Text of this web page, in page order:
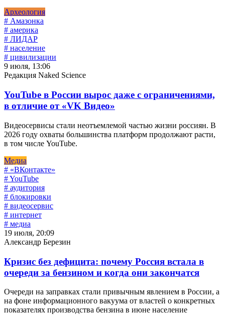
Археология
# Амазонка
# америка
# ЛИДАР
# население
# цивилизации
9 июля, 13:06
Редакция Naked Science
YouTube в России вырос даже с ограничениями,
в отличие от «VK Видео»
Видеосервисы стали неотъемлемой частью жизни россиян. В
2026 году охваты большинства платформ продолжают расти,
в том числе YouTube.
Медиа
# «ВКонтакте»
# YouTube
# аудитория
# блокировки
# видеосервис
# интернет
# медиа
19 июля, 20:09
Александр Березин
Кризис без дефицита: почему Россия встала в
очереди за бензином и когда они закончатся
Очереди на заправках стали привычным явлением в России, а
на фоне информационного вакуума от властей о конкретных
показателях производства бензина в июне население